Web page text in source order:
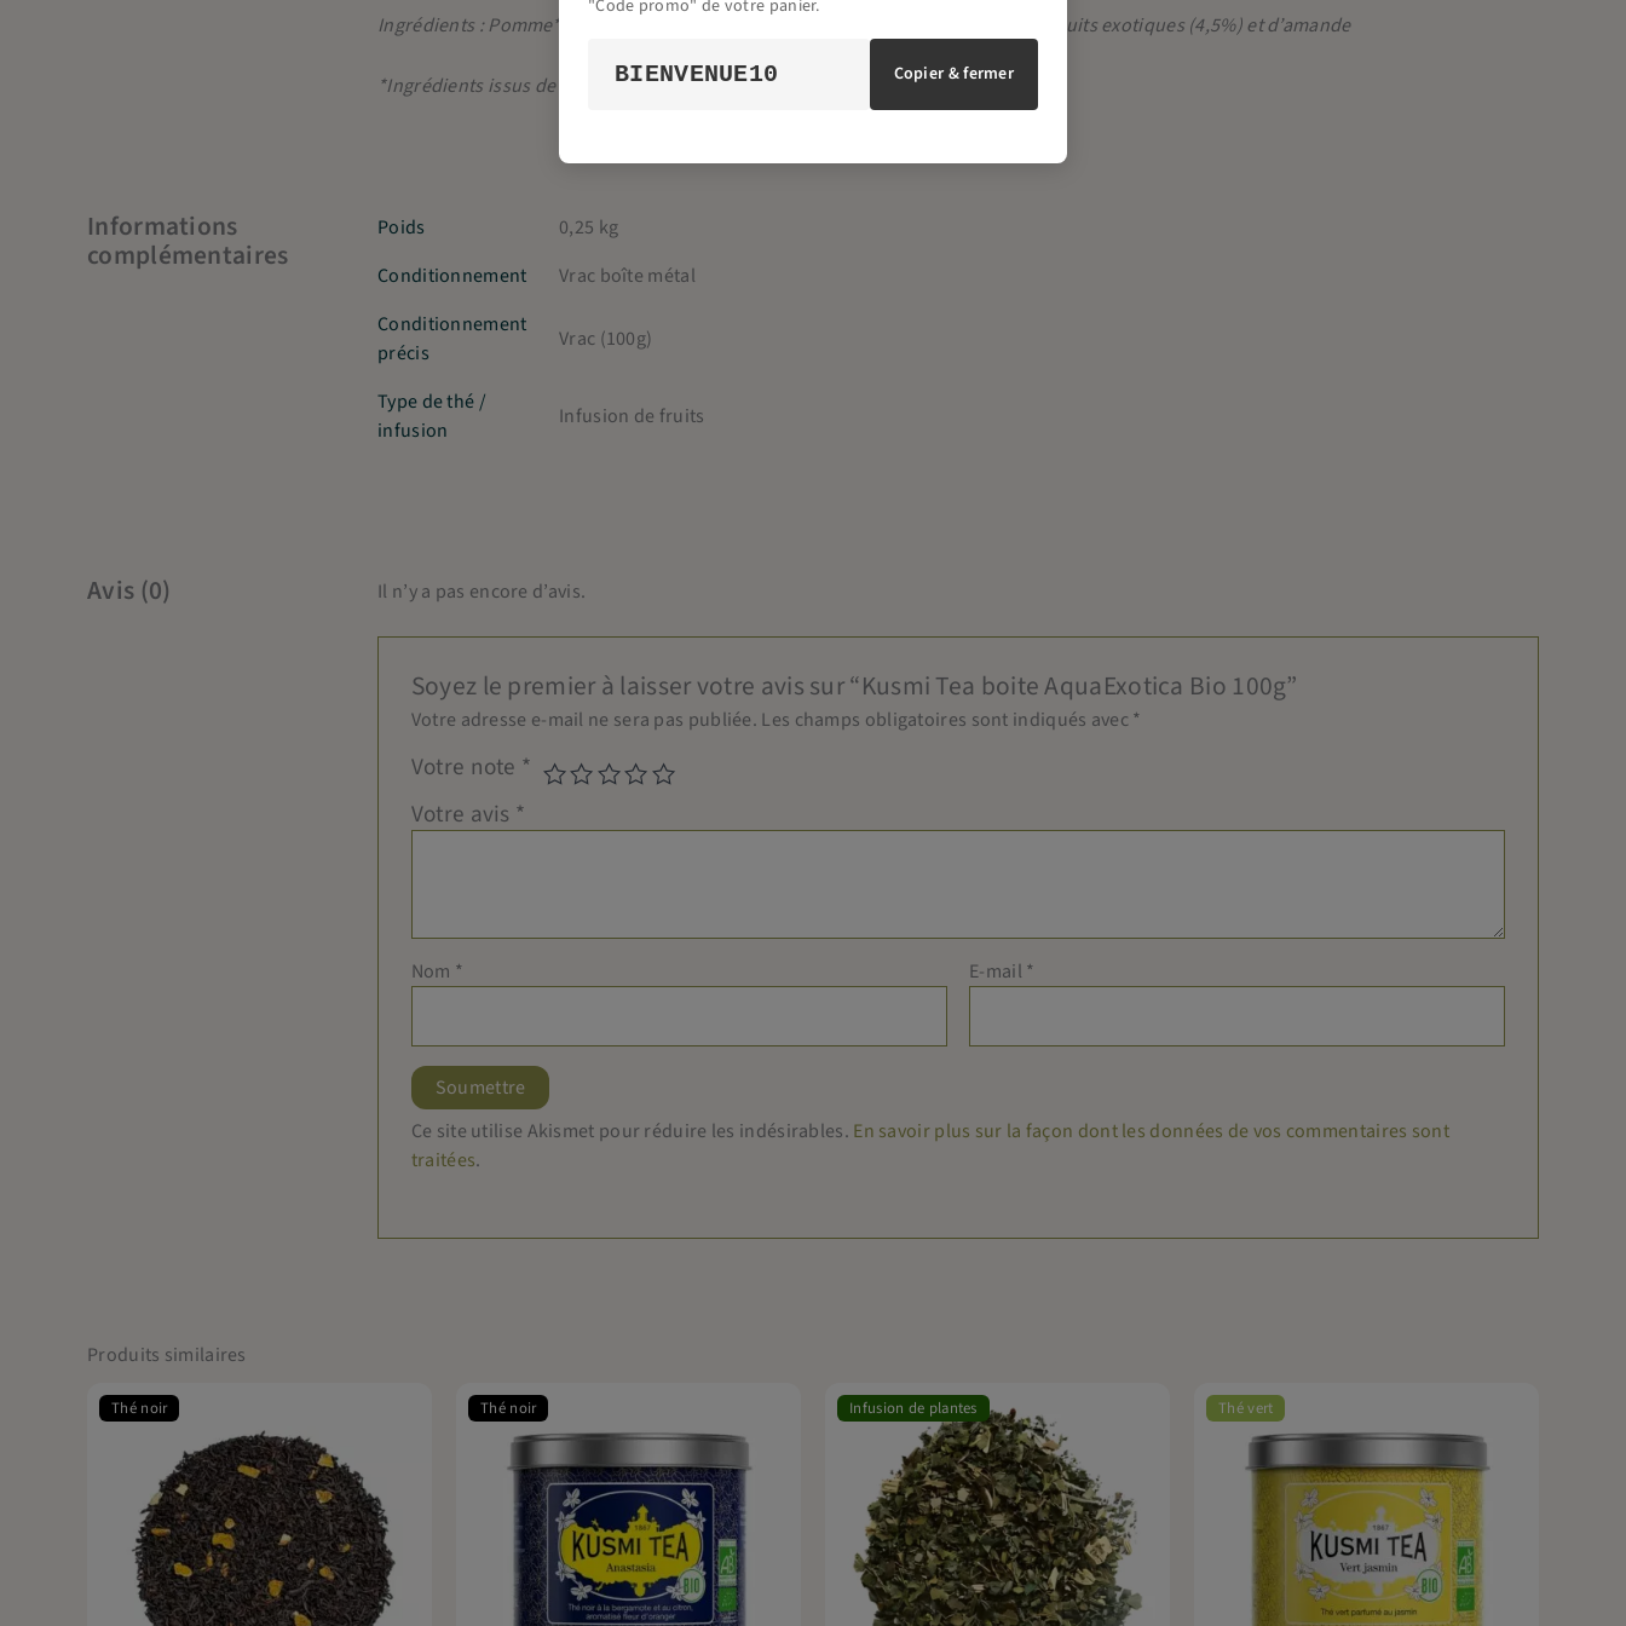
Ingrédients : Pomme* (47%), hibiscus* (25%), cynorhodon*, arômes naturels de fruits exotiques (4,5%) et d’amande
*Ingrédients issus de l’agriculture biologique
Informations
complémentaires
Poids
0,25 kg
Conditionnement
Vrac boîte métal
Conditionnement
précis
Vrac (100g)
Type de thé /
infusion
Infusion de fruits
Avis (0) Il n’y a pas encore d’avis.
Soyez le premier à laisser votre avis sur “Kusmi Tea boite AquaExotica Bio 100g”
Votre adresse e-mail ne sera pas publiée. Les champs obligatoires sont indiqués avec*
Votre note *
Votre avis *
Nom * E-mail *
Ce site utilise Akismet pour réduire les indésirables. En savoir plus sur la façon dont les données de vos commentaires sont
traitées.
Produits similaires
Thé noir Thé noir Infusion de plantes Thé vert
"Code promo" de votre panier.
BIENVENUE10 Copier & fermer